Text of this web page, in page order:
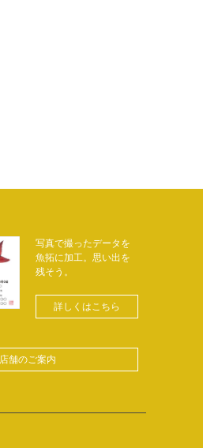
写真で撮ったデータを
魚拓に加工。思い出を
残そう。
詳しくはこちら
店舗のご案内